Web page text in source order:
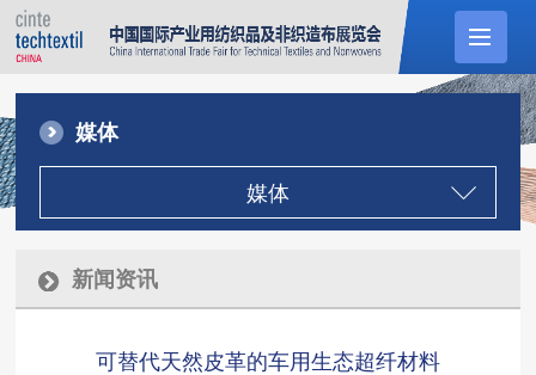
媒体
媒体
新闻资讯
可替代天然皮革的车用生态超纤材料